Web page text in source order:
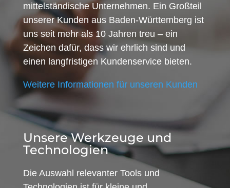
mittelständische Unternehmen. Ein Großteil
unserer Kunden aus Baden-Württemberg ist
uns seit mehr als 10 Jahren treu – ein
Zeichen dafür, dass wir ehrlich sind und
einen langfristigen Kundenservice bieten.
Weitere Informationen für unseren Kunden
Unsere Werkzeuge und
Technologien
Die Auswahl relevanter Tools und